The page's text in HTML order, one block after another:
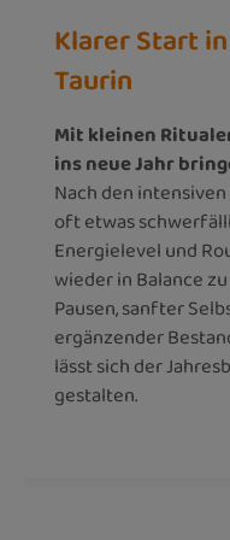
Klarer Start
Taurin
Mit kleinen
ins neue Jahr
Nach den
oft etwas
Energielevel und
wieder in Balance
Pausen, sanfter
ergänzender
lässt sich der
gestalten.